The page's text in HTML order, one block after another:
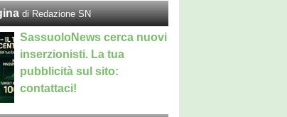
di Redazione SN
SassuoloNews cerca nuovi
inserzionisti. La tua
pubblicità sul sito:
contattaci!